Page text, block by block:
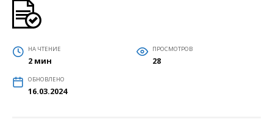
НА ЧТЕНИЕ
2 мин
ПРОСМОТРОВ
28
ОБНОВЛЕНО
16.03.2024